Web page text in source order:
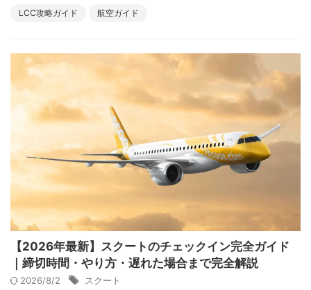
LCC攻略ガイド 航空ガイド
【2026年最新】スクートのチェックイン完全ガイド
｜締切時間・やり方・遅れた場合まで完全解説
2026/8/2 スクート